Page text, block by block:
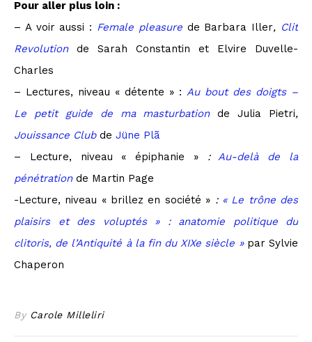
Pour aller plus loin :
– A voir aussi : Female pleasure de Barbara Iller, Clit
Revolution
de Sarah Constantin et Elvire Duvelle-
Charles
– Lectures, niveau « détente » : Au bout des doigts –
Le petit guide de ma masturbation
de Julia Pietri,
Jouissance Club de Jüne Plã
– Lecture, niveau « épiphanie » :Au-delà de la
pénétration de Martin Page
-Lecture, niveau « brillez en société » : « Le trône des
plaisirs et des voluptés » : anatomie politique du
clitoris, de l’Antiquité à la fin du XIXe siècle »par Sylvie
Chaperon
By Carole Milleliri